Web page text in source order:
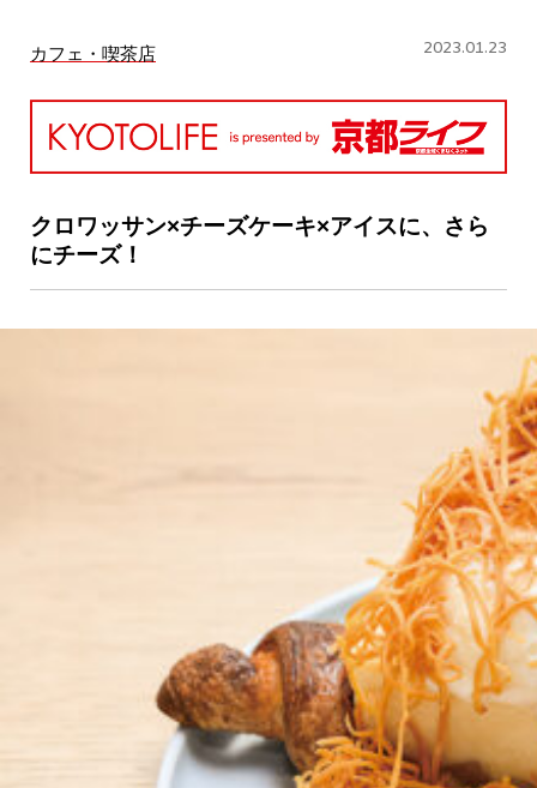
MAIN MENU
SERIES
カレーが好き
京都おやつクラブ
CULTURE
カフェ・喫茶店 2023.01.23
クロワッサン×チーズケーキ×アイスに、さら
にチーズ！